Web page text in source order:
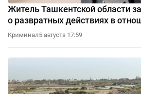
Житель Ташкентской области
о развратных действиях в
Криминал5 августа 17:59